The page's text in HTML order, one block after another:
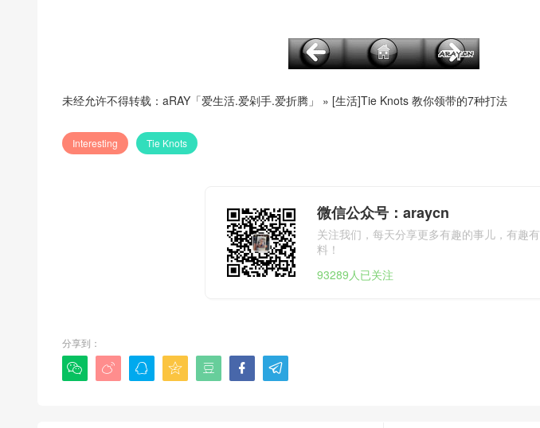
未经允许不得转载： aRAY「爱生活.爱剁手.爱折腾」 » [生活]Tie Knots 教你领带的7种打法
Interesting Tie Knots
微信公众号：araycn
关注我们，每天分享更多有趣的事儿，有趣有
料！
93289人已关注
分享到：
      